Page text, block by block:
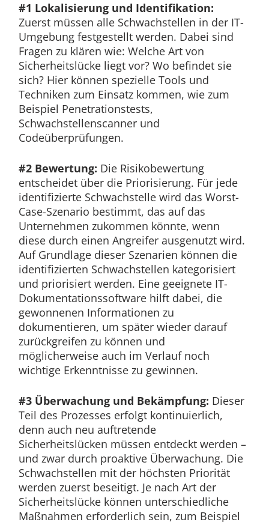
#1 Lokalisierung und Identifikation:
Zuerst müssen alle Schwachstellen in der IT-
Umgebung festgestellt werden. Dabei sind
Fragen zu klären wie: Welche Art von
Sicherheitslücke liegt vor? Wo befindet sie
sich? Hier können spezielle Tools und
Techniken zum Einsatz kommen, wie zum
Beispiel Penetrationstests,
Schwachstellenscanner und
Codeüberprüfungen.
#2 Bewertung: Die Risikobewertung
entscheidet über die Priorisierung. Für jede
identifizierte Schwachstelle wird das Worst-
Case-Szenario bestimmt, das auf das
Unternehmen zukommen könnte, wenn
diese durch einen Angreifer ausgenutzt wird.
Auf Grundlage dieser Szenarien können die
identifizierten Schwachstellen kategorisiert
und priorisiert werden. Eine geeignete IT-
Dokumentationssoftware hilft dabei, die
gewonnenen Informationen zu
dokumentieren, um später wieder darauf
zurückgreifen zu können und
möglicherweise auch im Verlauf noch
wichtige Erkenntnisse zu gewinnen.
#3 Überwachung und Bekämpfung: Dieser
Teil des Prozesses erfolgt kontinuierlich,
denn auch neu auftretende
Sicherheitslücken müssen entdeckt werden –
und zwar durch proaktive Überwachung. Die
Schwachstellen mit der höchsten Priorität
werden zuerst beseitigt. Je nach Art der
Sicherheitslücke können unterschiedliche
Maßnahmen erforderlich sein, zum Beispiel